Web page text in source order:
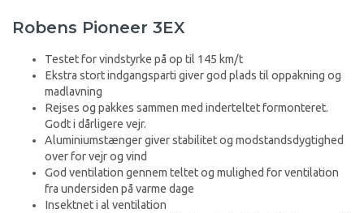
Robens Pioneer 3EX
Testet for vindstyrke på op til 145 km/t
Ekstra stort indgangsparti giver god plads til oppakning og
madlavning
Rejses og pakkes sammen med inderteltet formonteret.
Godt i dårligere vejr.
Aluminiumstænger giver stabilitet og modstandsdygtighed
over for vejr og vind
God ventilation gennem teltet og mulighed for ventilation
fra undersiden på varme dage
Insektnet i al ventilation